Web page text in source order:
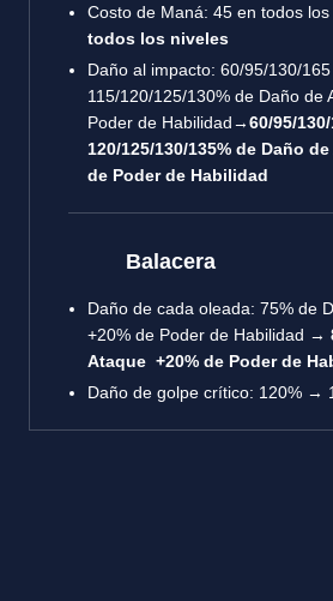
Costo de Maná: 45 en todos
todos los niveles
Daño al impacto: 60/95/130/
115/120/125/130% de Daño de
Poder de Habilidad→60/95/
120/125/130/135% de Daño
de Poder de Habilidad
Balacera
Daño de cada oleada: 75% de
+20% de Poder de Habilidad →
Ataque +20% de Poder de
Daño de golpe crítico: 120% →